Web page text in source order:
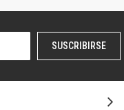
SUSCRIBIRSE